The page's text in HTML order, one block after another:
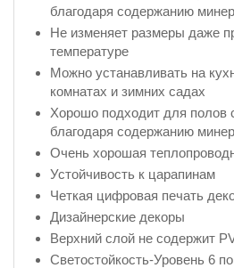
благодаря содержанию
Не изменяет размеры даже
температуре
Можно устанавливать на
комнатах и зимних садах
Хорошо подходит для полов
благодаря содержанию
Очень хорошая
Устойчивость к царапинам
Четкая цифровая печать
Дизайнерские декоры
Верхний слой не содержит
Светостойкость-Уровень 6